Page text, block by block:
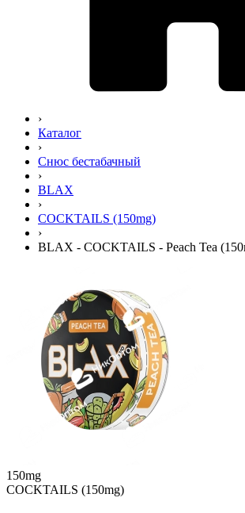
›
Каталог
›
Снюс бестабачный
›
BLAX
›
COCKTAILS (150mg)
›
BLAX - COCKTAILS - Peach Tea
150mg
COCKTAILS (150mg)